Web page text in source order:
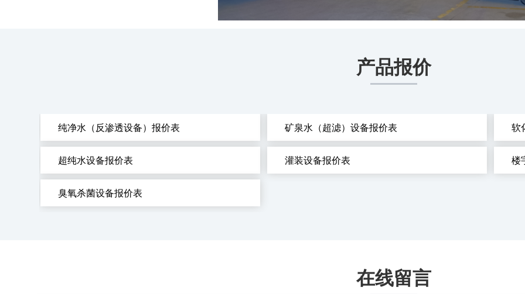
产品报价
纯净水（反渗透设备）报价表 矿泉水（超滤）设备报价表 软
超纯水设备报价表 灌装设备报价表 楼
臭氧杀菌设备报价表
在线留言